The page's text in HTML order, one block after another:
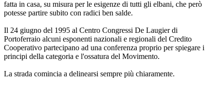
fatta in casa, su misura per le esigenze di tutti gli elbani, che però
potesse partire subito con radici ben salde.
Il 24 giugno del 1995 al Centro Congressi De Laugier di
Portoferraio alcuni esponenti nazionali e regionali del Credito
Cooperativo partecipano ad una conferenza proprio per spiegare i
principi della categoria e l'ossatura del Movimento.
La strada comincia a delinearsi sempre più chiaramente.